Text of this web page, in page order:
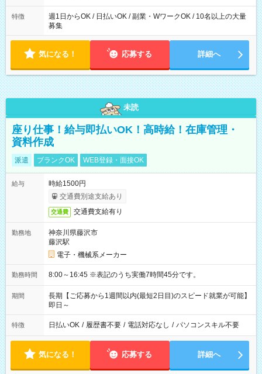
特徴
週1日からOK / 日払いOK / 副業・WワークOK / 10名以上の大量
募集
気になる！ 応募する 詳細へ
未読
座り仕事！給与即払いOK！高時給！在庫管理・
資料作成
派遣 ブランクOK WEB登録・面接OK
給与
時給1500円
交通費別途支給あり
交通費 交通費支給有り
勤務地
神奈川県藤沢市
藤沢駅
電子・機械系メーカー
勤務時間 8:00～16:45 ※表記のうち実働7時間45分です。
期間
長期【ご応募から1週間以内(最短2日目)のスピード就業が可能】
即日～
特徴 日払いOK / 履歴書不要 / 電話対応なし / パソコンスキル不要
気になる！ 応募する 詳細へ